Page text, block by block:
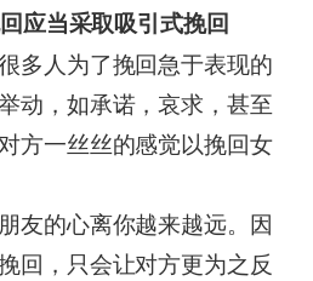
应当采取吸引式挽回
多人为了挽回急于表现的
动，如承诺，哀求，甚至
方一丝丝的感觉以挽回女
友的心离你越来越远。因
回，只会让对方更为之反